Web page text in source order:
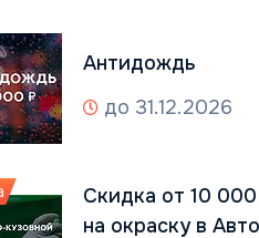
Антидождь
до 31.12.2026
Скидка от 10
на окраску в Авто